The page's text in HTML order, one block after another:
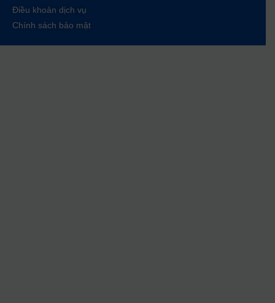
Điều khoản dịch vụ
Chính sách bảo mật